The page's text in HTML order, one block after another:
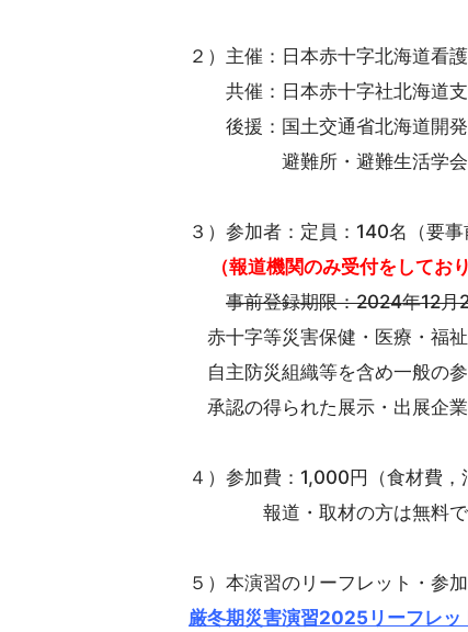
２）主催：日本赤十字北海道看
共催：日本赤十字社北海道支
後援：国土交通省北海道開発
避難所・避難生活学会、
３）参加者：定員：140名（要事
（報道機関のみ受付をしてお
事前登録期限：2024年12月
赤十字等災害保健・医療・福
自主防災組織等を含め一般の参
承認の得られた展示・出展企
４）参加費：1,000円（食材費
報道・取材の方は無料です
５）本演習のリーフレット・参
厳冬期災害演習2025リーフレッ